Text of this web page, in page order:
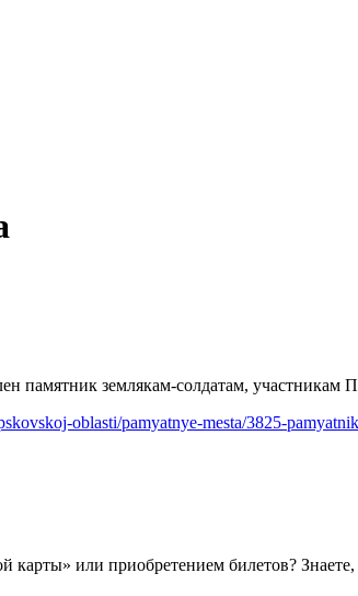
памятник землякам-солдатам, участникам
oblasti/pamyatnye-mesta/3825-
или приобретением билетов?